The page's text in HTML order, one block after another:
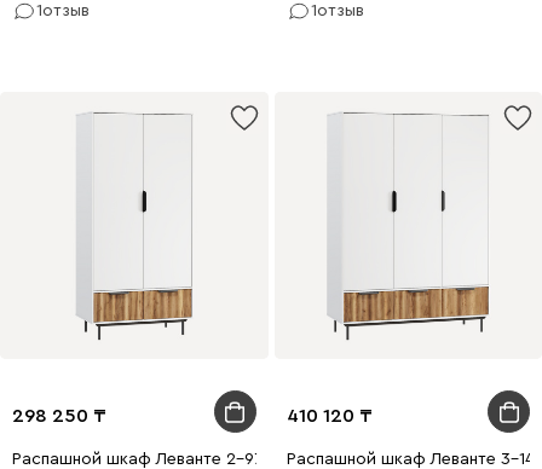
1отзыв
1отзыв
298 250
Распашной шкаф Леванте 2-97x205 Белый
410 120
Распашной шкаф Леванте 3-